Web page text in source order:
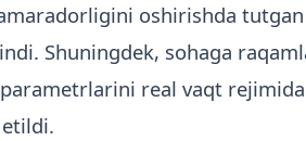
oshirishda
Shuningdek, sohaga
real vaqt